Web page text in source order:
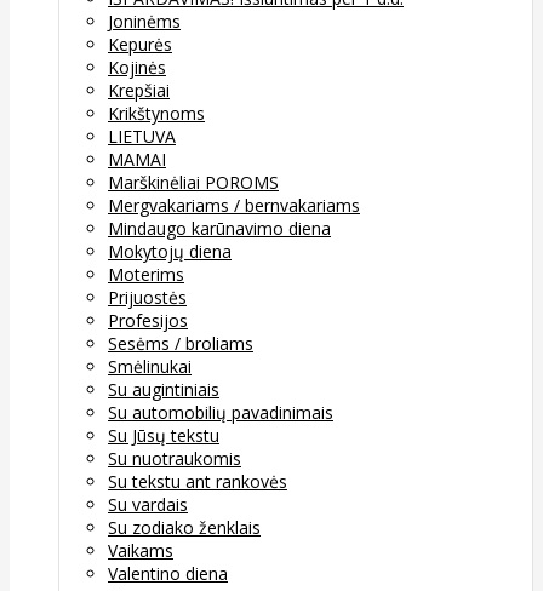
Joninėms
Kepurės
Kojinės
Krepšiai
Krikštynoms
LIETUVA
MAMAI
Marškinėliai POROMS
Mergvakariams / bernvakariams
Mindaugo karūnavimo diena
Mokytojų diena
Moterims
Prijuostės
Profesijos
Sesėms / broliams
Smėlinukai
Su augintiniais
Su automobilių pavadinimais
Su Jūsų tekstu
Su nuotraukomis
Su tekstu ant rankovės
Su vardais
Su zodiako ženklais
Vaikams
Valentino diena